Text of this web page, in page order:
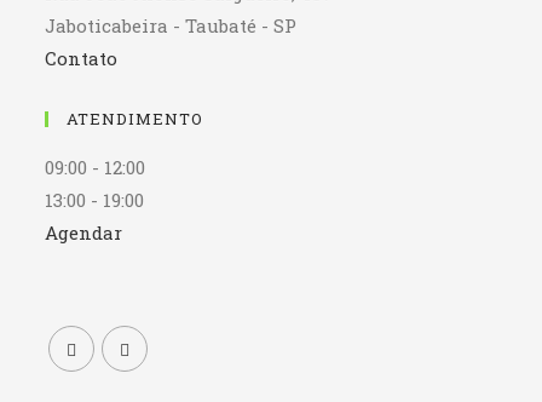
Jaboticabeira - Taubaté - SP
Contato
ATENDIMENTO
09:00 - 12:00
13:00 - 19:00
Agendar